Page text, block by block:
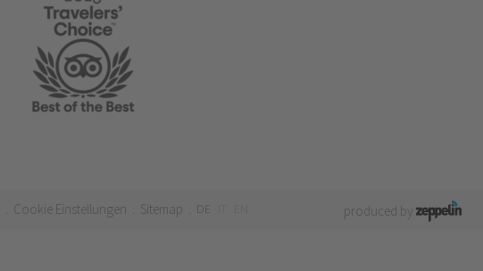
. Cookie Einstellungen . Sitemap . DE produced by